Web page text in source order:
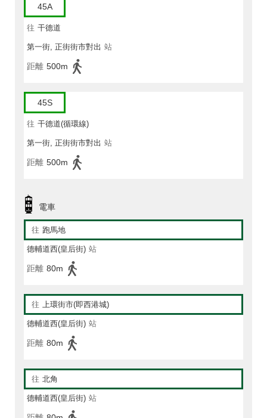
45A
往 干德道
第一街, 正街街市對出 站
距離 500m
45S
往 干德道(循環線)
第一街, 正街街市對出 站
距離 500m
電車
往 跑馬地
德輔道西(皇后街) 站
距離 80m
往 上環街市(即西港城)
德輔道西(皇后街) 站
距離 80m
往 北角
德輔道西(皇后街) 站